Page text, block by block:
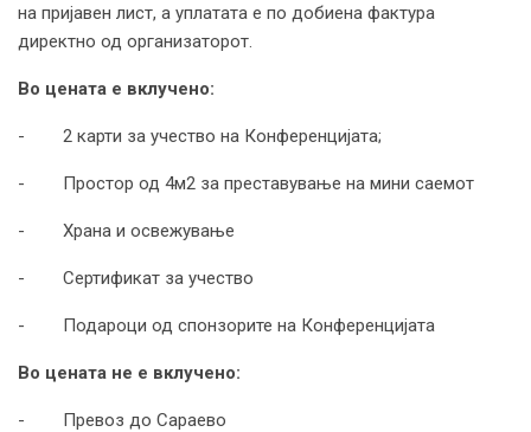
на пријавен лист, а уплатата е по добиена фактура
директно од организаторот.
Во цената е вклучено:
- 2 карти за учество на Конференцијата;
- Простор од 4м2 за преставување на мини саемот
- Храна и освежување
- Сертификат за учество
- Подароци од спонзорите на Конференцијата
Во цената не е вклучено:
- Превоз до Сараево